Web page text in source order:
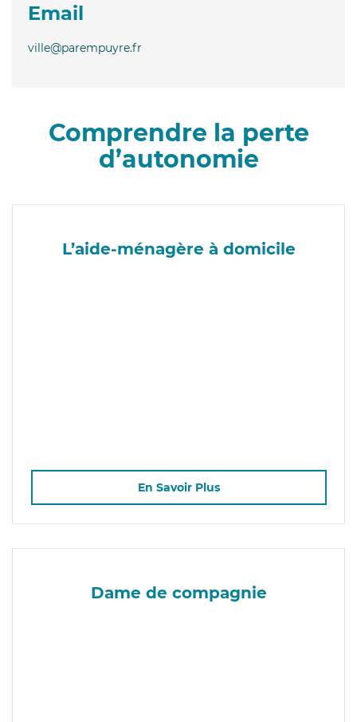
Email
ville@parempuyre.fr
Comprendre la perte
d’autonomie
L’aide-ménagère à domicile
En Savoir Plus
Dame de compagnie